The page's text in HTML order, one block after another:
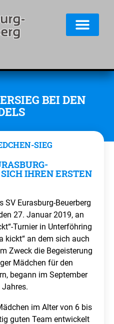
BEI DEN
IHREN ERSTEN
SV Eurasburg-Beuerberg
27. Januar 2019, an
Turnier in Unterföhring
kickt“ an dem sich auch
Zweck die Begeisterung
Mädchen für den
begann im September
Jahres.
im Alter von 6 bis
guten Team entwickelt